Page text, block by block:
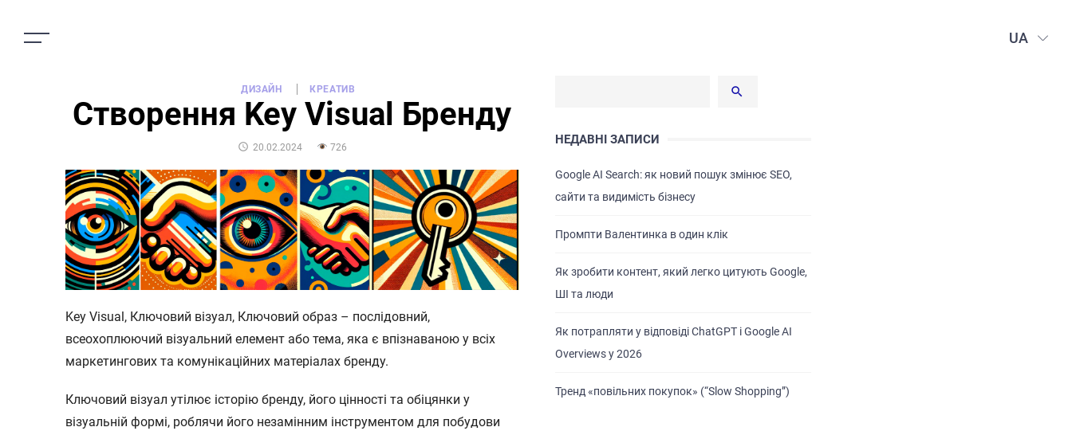
UA
ДИЗАЙН КРЕАТИВ
Створення Key Visual Бренду
POSTED
20.02.2024 726
Key Visual, Ключовий візуал, Ключовий образ – послідовний,
всеохоплюючий візуальний елемент або тема, яка є впізнаваною у всіх
маркетингових та комунікаційних матеріалах бренду.
Ключовий візуал утілює історію бренду, його цінності та обіцянки у
візуальній формі, роблячи його незамінним інструментом для побудови
НЕДАВНІ ЗАПИСИ
Google AI Search: як новий пошук змінює SEO,
сайти та видимість бізнесу
Промпти Валентинка в один клік
Як зробити контент, який легко цитують Google,
ШІ та люди
Як потрапляти у відповіді ChatGPT і Google AI
Overviews у 2026
Тренд «повільних покупок» (“Slow Shopping”)